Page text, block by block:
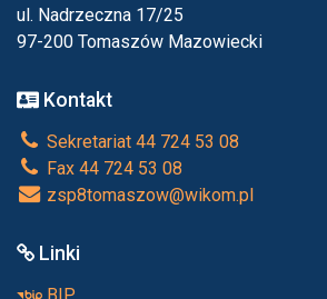
ul. Nadrzeczna 17/25
97-200 Tomaszów Mazowiecki
Kontakt
Sekretariat 44 724 53 08
Fax 44 724 53 08
zsp8tomaszow@wikom.pl
Linki
BIP